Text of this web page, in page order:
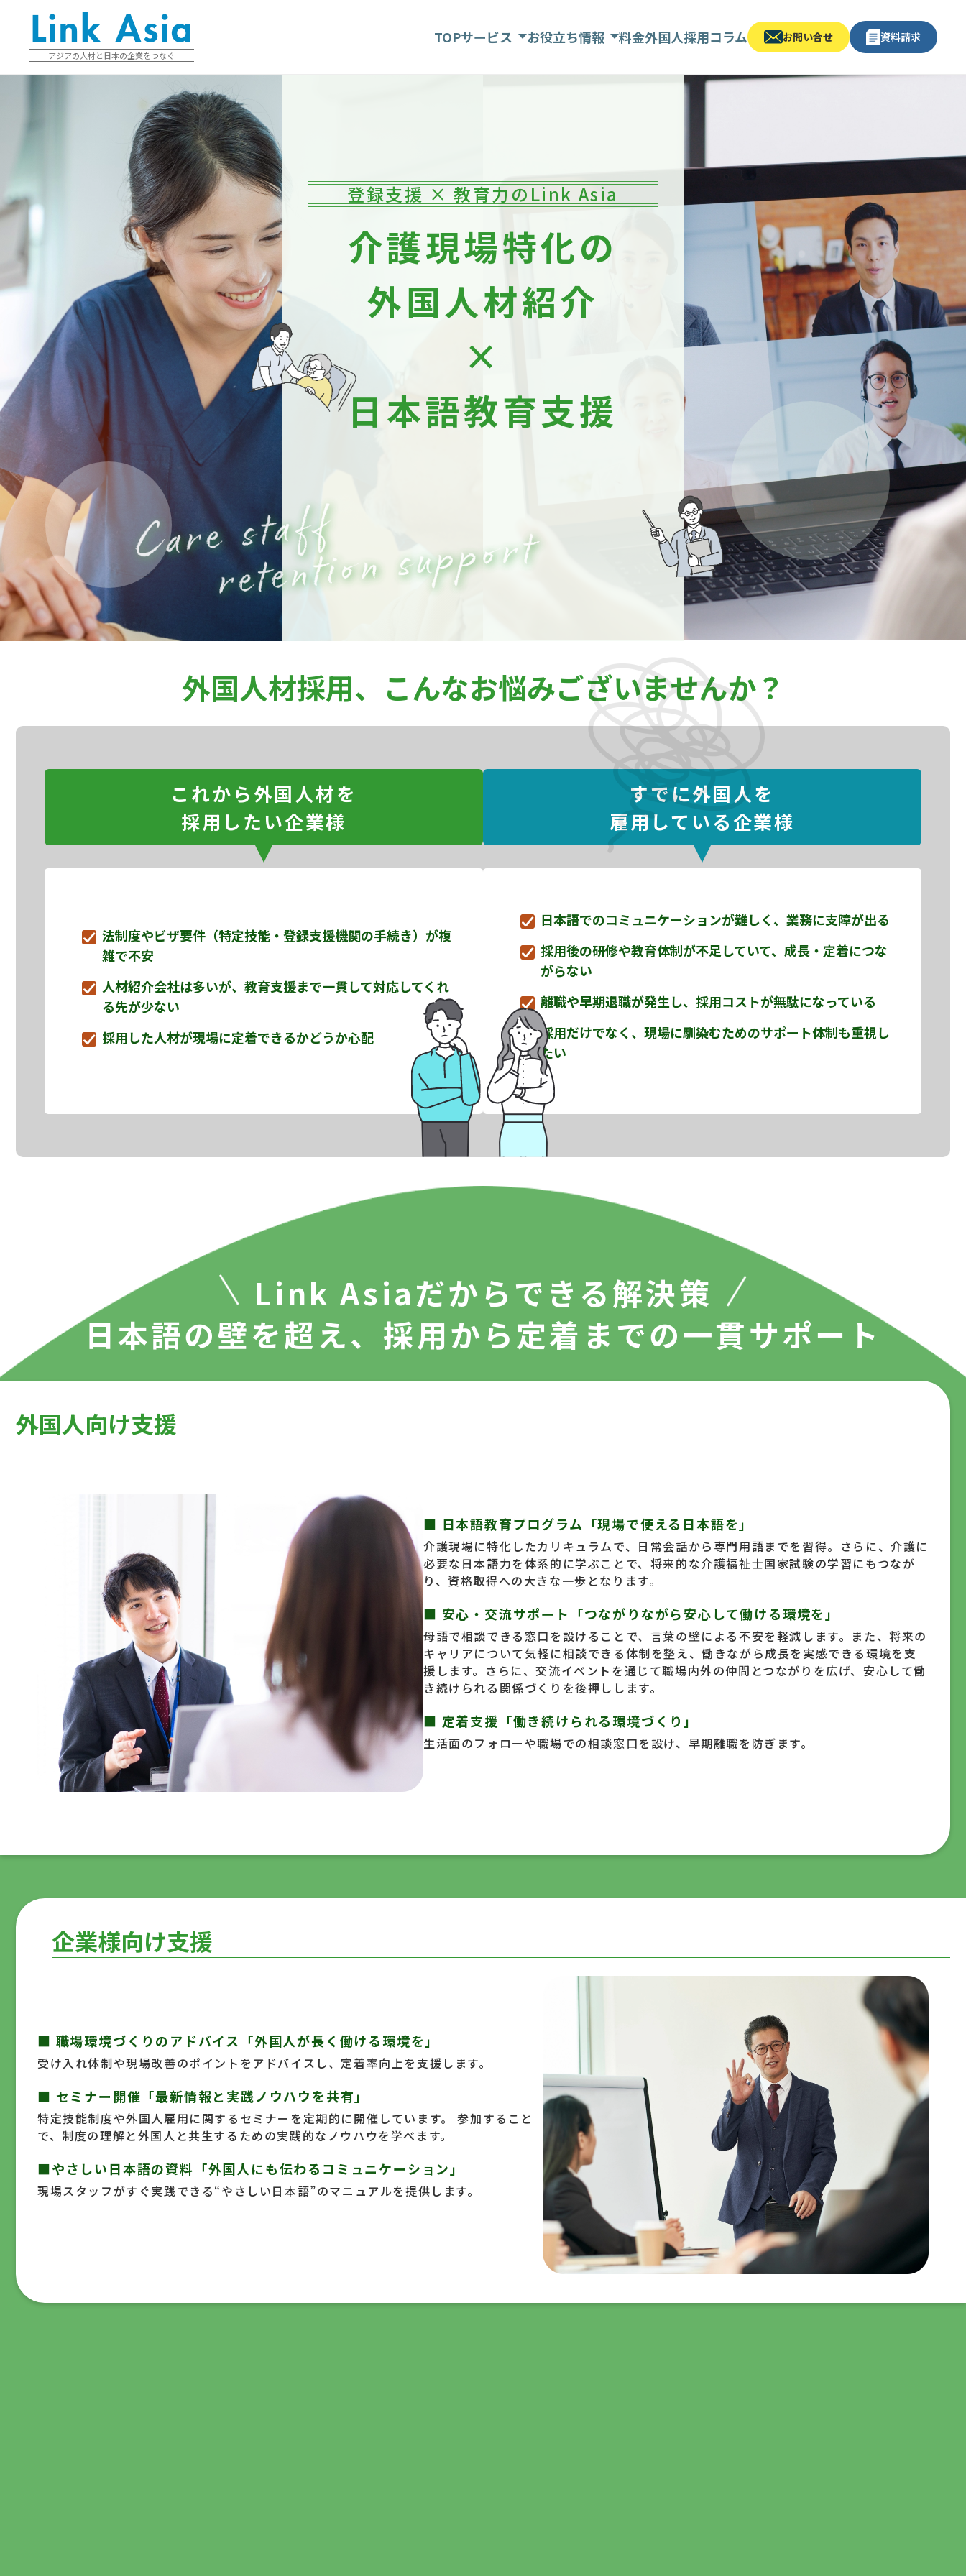
アジアの人材と日本の企業をつなぐ
TOPサービス お役立ち情報 料金外国人採用コラム お問い合せ 資料請求
登録支援 × 教育力のLink Asia
介護現場特化の
外国人材紹介
×
日本語教育支援
外国人材採用、 こんなお悩みございませんか？
これから外国人材を
採用したい企業様
法制度やビザ要件（特定技能・登録支援機関の手続き）が複
雑で不安
人材紹介会社は多いが、教育支援まで一貫して対応してくれ
る先が少ない
採用した人材が現場に定着できるかどうか心配
すでに外国人を
雇用している企業様
日本語でのコミュニケーションが難しく、業務に支障が出る
採用後の研修や教育体制が不足していて、成長・定着につな
がらない
離職や早期退職が発生し、採用コストが無駄になっている
採用だけでなく、現場に馴染むためのサポート体制も重視し
たい
Link Asiaだからできる解決策
日本語の壁を超え、 採用から定着までの一貫サポート
外国人向け支援
■ 日本語教育プログラム 「現場で使える日本語を」
介護現場に特化したカリキュラムで、日常会話から専門用語までを習得。さらに、介護に
必要な日本語力を体系的に学ぶことで、将来的な介護福祉士国家試験の学習にもつなが
り、資格取得への大きな一歩となります。
■ 安心・交流サポート 「つながりながら安心して働ける環境を」
母語で相談できる窓口を設けることで、言葉の壁による不安を軽減します。また、将来の
キャリアについて気軽に相談できる体制を整え、働きながら成長を実感できる環境を支
援します。さらに、交流イベントを通じて職場内外の仲間とつながりを広げ、安心して働
き続けられる関係づくりを後押しします。
■ 定着支援 「働き続けられる環境づくり」
生活面のフォローや職場での相談窓口を設け、早期離職を防ぎます。
企業様向け支援
■ 職場環境づくりのアドバイス 「外国人が長く働ける環境を」
受け入れ体制や現場改善のポイントをアドバイスし、定着率向上を支援します。
■ セミナー開催 「最新情報と実践ノウハウを共有」
特定技能制度や外国人雇用に関するセミナーを定期的に開催しています。 参加すること
で、制度の理解と外国人と共生するための実践的なノウハウを学べます。
■やさしい日本語の資料 「外国人にも伝わるコミュニケーション」
現場スタッフがすぐ実践できる“やさしい日本語”のマニュアルを提供します。